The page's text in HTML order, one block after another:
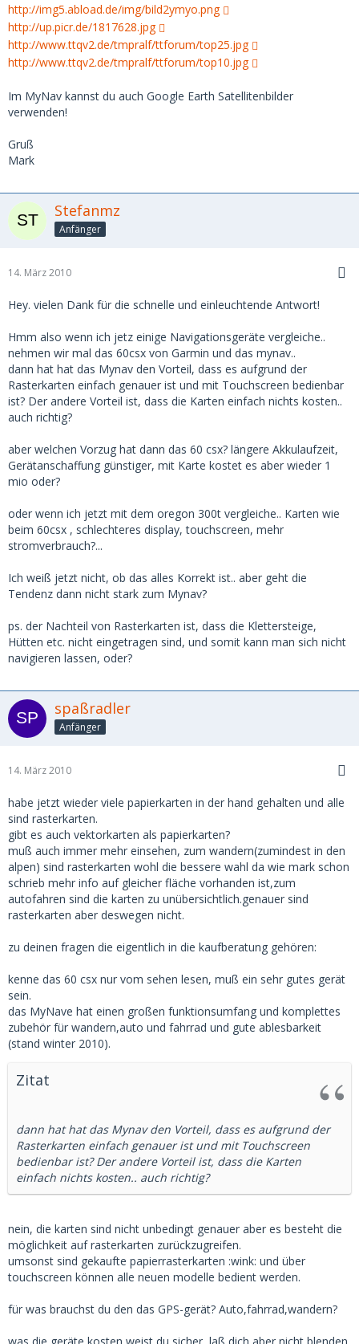
http://img5.abload.de/img/bild2ymyo.png
http://up.picr.de/1817628.jpg
http://www.ttqv2.de/tmpralf/ttforum/top25.jpg
http://www.ttqv2.de/tmpralf/ttforum/top10.jpg
Im MyNav kannst du auch Google Earth Satellitenbilder
verwenden!
Gruß
Mark
Stefanmz
Anfänger
14. März 2010
Hey. vielen Dank für die schnelle und einleuchtende Antwort!
Hmm also wenn ich jetz einige Navigationsgeräte vergleiche..
nehmen wir mal das 60csx von Garmin und das mynav..
dann hat hat das Mynav den Vorteil, dass es aufgrund der
Rasterkarten einfach genauer ist und mit Touchscreen bedienbar
ist? Der andere Vorteil ist, dass die Karten einfach nichts kosten..
auch richtig?
aber welchen Vorzug hat dann das 60 csx? längere Akkulaufzeit,
Gerätanschaffung günstiger, mit Karte kostet es aber wieder 1
mio oder?
oder wenn ich jetzt mit dem oregon 300t vergleiche.. Karten wie
beim 60csx , schlechteres display, touchscreen, mehr
stromverbrauch?...
Ich weiß jetzt nicht, ob das alles Korrekt ist.. aber geht die
Tendenz dann nicht stark zum Mynav?
ps. der Nachteil von Rasterkarten ist, dass die Klettersteige,
Hütten etc. nicht eingetragen sind, und somit kann man sich nicht
navigieren lassen, oder?
spaßradler
Anfänger
14. März 2010
habe jetzt wieder viele papierkarten in der hand gehalten und alle
sind rasterkarten.
gibt es auch vektorkarten als papierkarten?
muß auch immer mehr einsehen, zum wandern(zumindest in den
alpen) sind rasterkarten wohl die bessere wahl da wie mark schon
schrieb mehr info auf gleicher fläche vorhanden ist,zum
autofahren sind die karten zu unübersichtlich.genauer sind
rasterkarten aber deswegen nicht.
zu deinen fragen die eigentlich in die kaufberatung gehören:
kenne das 60 csx nur vom sehen lesen, muß ein sehr gutes gerät
sein.
das MyNave hat einen großen funktionsumfang und komplettes
zubehör für wandern,auto und fahrrad und gute ablesbarkeit
(stand winter 2010).
Zitat
dann hat hat das Mynav den Vorteil, dass es aufgrund der
Rasterkarten einfach genauer ist und mit Touchscreen
bedienbar ist? Der andere Vorteil ist, dass die Karten
einfach nichts kosten.. auch richtig?
nein, die karten sind nicht unbedingt genauer aber es besteht die
möglichkeit auf rasterkarten zurückzugreifen.
umsonst sind gekaufte papierrasterkarten :wink: und über
touchscreen können alle neuen modelle bedient werden.
für was brauchst du den das GPS-gerät? Auto,fahrrad,wandern?